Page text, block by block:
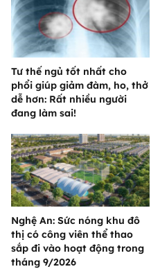
Tư thế ngủ tốt nhất cho
phổi giúp giảm đàm, ho, thở
dễ hơn: Rất nhiều người
đang làm sai!
Nghệ An: Sức nóng khu đô
thị có công viên thể thao
sắp đi vào hoạt động trong
tháng 9/2026